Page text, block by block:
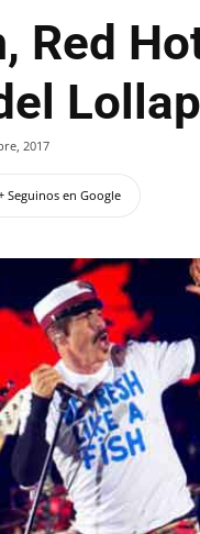
Red
2017
Seguinos en Google